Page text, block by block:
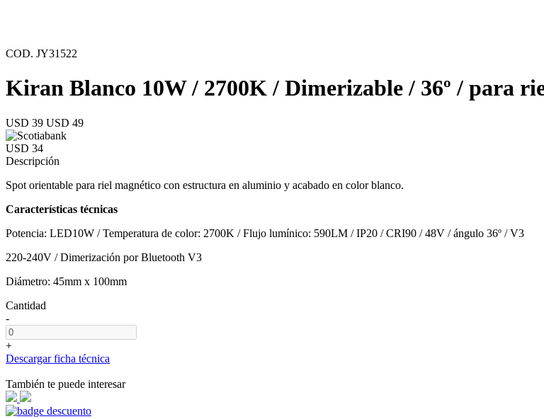
COD. JY31522
Kiran Blanco 10W / 2700K / Dimerizable / 36º / para
USD 39 USD 49
USD 34
Descripción
Spot orientable para riel magnético con estructura en aluminio y acabado en color blanco.
Características técnicas
Potencia: LED10W / Temperatura de color: 2700K / Flujo lumínico: 590LM / IP20 / CRI90 / 48V / ángulo 36º / V3
220-240V / Dimerización por Bluetooth V3
Diámetro: 45mm x 100mm
Cantidad
-
+
Descargar ficha técnica
También te puede interesar